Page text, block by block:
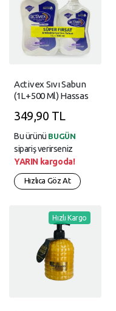
Activex Sıvı Sabun
(1L+500 Ml) Hassas
349,90 TL
Bu ürünü BUGÜN
sipariş verirseniz
YARIN kargoda!
Hızlıca Göz At
Hızlı Kargo